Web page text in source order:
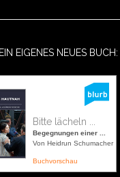
EIGENES NEUES BUCH:
Bitte lächeln ...
Begegnungen einer ...
Von Heidrun Schumacher
Buchvorschau